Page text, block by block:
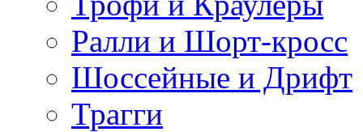
Ралли и Шорт-кросс
Шоссейные и Дрифт
Трагги